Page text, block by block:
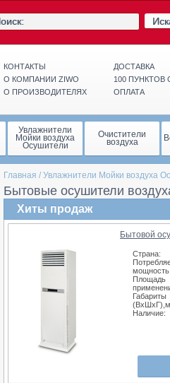
КОНТАКТЫ
О КОМПАНИИ ZIWO
О ПРОИЗВОДИТЕЛЯХ
ДОСТАВКА
100
ОПЛАТА
Увлажнители
Мойки воздуха
Осушители
Очистители
воздуха
Главная / Увлажнители Мойки воздуха
Бытовые осушители
Хиты продаж
Бытовой
Страна:
Площадь
Габариты
Наличие: